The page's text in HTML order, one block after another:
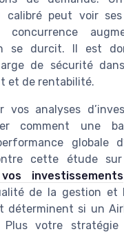
calibré peut voir
se durcit. Il est
de sécurité
et de rentabilité.
vos analyses
comment une
globale
cette étude sur
investissements
de la gestion et
déterminent si un
votre